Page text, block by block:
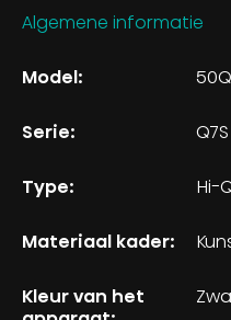
Algemene informatie
Model:
Serie: Q7S
Type: Hi-
Materiaal kader:
Kleur van het